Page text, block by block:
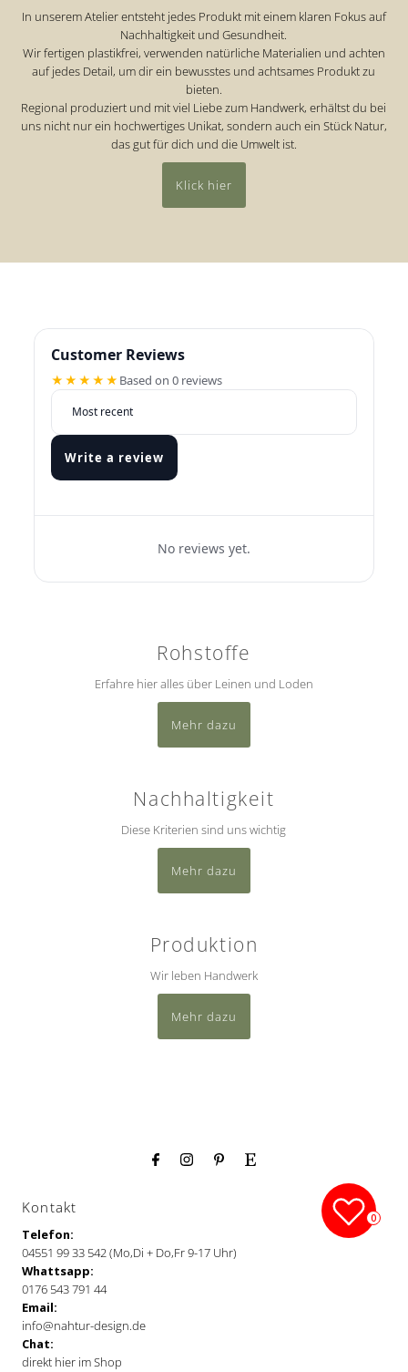
In unserem Atelier entsteht jedes Produkt mit einem klaren Fokus auf
Nachhaltigkeit und Gesundheit.
Wir fertigen plastikfrei, verwenden natürliche Materialien und achten
auf jedes Detail, um dir ein bewusstes und achtsames Produkt zu
bieten.
Regional produziert und mit viel Liebe zum Handwerk, erhältst du bei
uns nicht nur ein hochwertiges Unikat, sondern auch ein Stück Natur,
das gut für dich und die Umwelt ist.
Klick hier
Customer Reviews
★★★★★ Based on 0 reviews
Write a review
No reviews yet.
Rohstoffe
Erfahre hier alles über Leinen und Loden
Mehr dazu
Nachhaltigkeit
Diese Kriterien sind uns wichtig
Mehr dazu
Produktion
Wir leben Handwerk
Mehr dazu
Kontakt
Telefon:
04551 99 33 542 (Mo,Di + Do,Fr 9-17 Uhr)
Whattsapp:
0176 543 791 44
Email:
info@nahtur-design.de
Chat:
direkt hier im Shop
0